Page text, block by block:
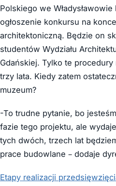
Polskiego we
ogłoszenie konkursu na
architektoniczną. Będzie on
studentów Wydziału
Gdańskiej. Tylko te
trzy lata. Kiedy zatem
muzeum?
-To trudne pytanie, bo
fazie tego projektu, ale
tych dwóch, trzech lat
prace budowlane – dodaje
Etapy realizacji